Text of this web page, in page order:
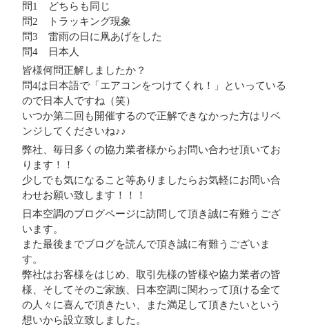
問1 どちらも同じ
問2 トラッキング現象
問3 雷雨の日に凧あげをした
問4 日本人
皆様何問正解しましたか？
問4は日本語で「エアコンをつけてくれ！」といっている
ので日本人ですね（笑）
いつか第二回も開催するので正解できなかった方はリベ
ンジしてくださいね♪♪
弊社、毎日多くの協力業者様からお問い合わせ頂いてお
ります！！
少しでも気になること等ありましたらお気軽にお問い合
わせお願い致します！！！
日本空調のブログページに訪問して頂き誠に有難うござ
います。
また最後までブログを読んで頂き誠に有難うございま
す。
弊社はお客様をはじめ、取引先様の皆様や協力業者の皆
様、そしてそのご家族、日本空調に関わって頂ける全て
の人々に喜んで頂きたい、また満足して頂きたいという
想いから設立致しました。